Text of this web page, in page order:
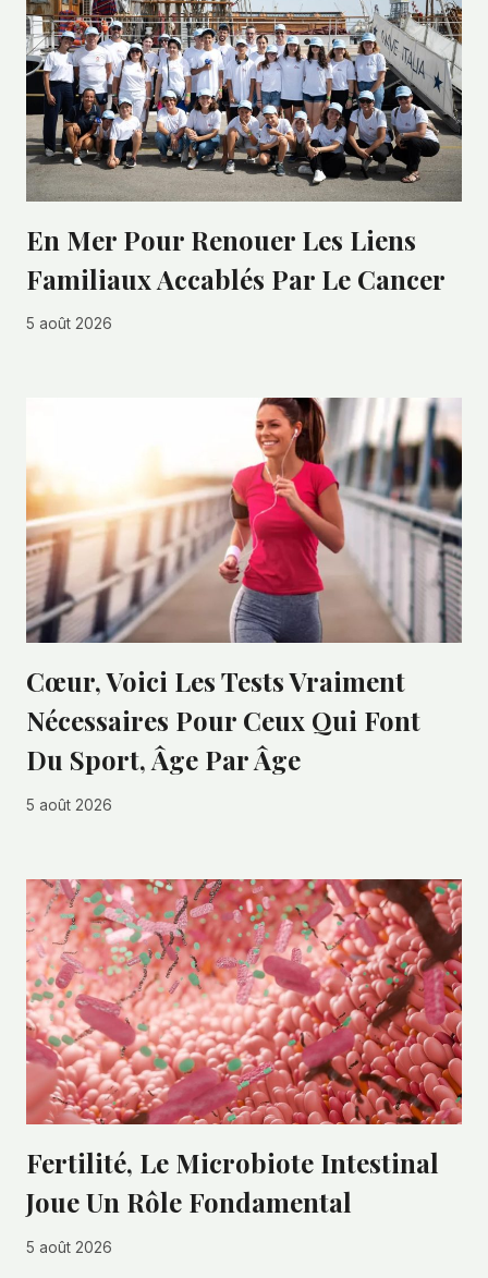
En Mer Pour Renouer Les Liens
Familiaux Accablés Par Le Cancer
5 août 2026
Cœur, Voici Les Tests Vraiment
Nécessaires Pour Ceux Qui Font
Du Sport, Âge Par Âge
5 août 2026
Fertilité, Le Microbiote Intestinal
Joue Un Rôle Fondamental
5 août 2026